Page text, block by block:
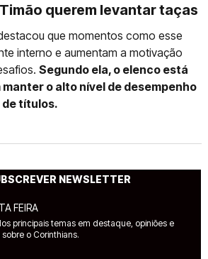
querem levantar taças
que momentos como esse
interno e aumentam a motivação
Segundo ela, o elenco está
o alto nível de desempenho
de títulos.
NEWSLETTER
FEIRA
principais temas em destaque, opiniões e
o Corinthians.